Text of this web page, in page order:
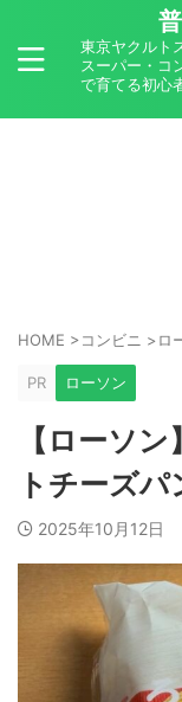
東京ヤクルト
スーパー・コ
で育てる初心
HOME >コンビニ >ロ
PR ローソン
【ローソ
トチーズ
2025年10月12日